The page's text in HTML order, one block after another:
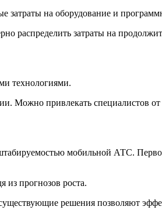
затраты на оборудование и
распределить затраты на
технологиями.
Можно привлекать специалистов
мобильной АТС.
из прогнозов роста.
решения позволяют